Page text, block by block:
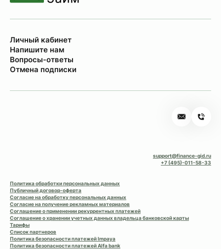
Личный кабинет
Напишите нам
Вопросы-ответы
Отмена подписки
support@finance-gid.ru
+7 (495)-011-58-33
Политика обработки персональных данных
Публичный договор-оферта
Согласие на обработку персональных данных
Согласие на получение рекламных материалов
Соглашение о применении рекуррентных платежей
Соглашение о хранении учетных данных владельца банковской карты
Тарифы
Список партнеров
Политика безопасности платежей Impaya
Политика безопасности платежей Alfa bank